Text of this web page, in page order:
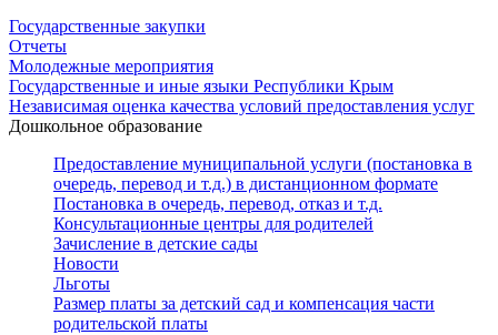
Государственные закупки
Отчеты
Молодежные мероприятия
Государственные и иные языки Республики Крым
Независимая оценка качества условий предоставления услуг
Дошкольное образование
Предоставление муниципальной услуги (постановка в
очередь, перевод и т.д.) в дистанционном формате
Постановка в очередь, перевод, отказ и т.д.
Консультационные центры для родителей
Зачисление в детские сады
Новости
Льготы
Размер платы за детский сад и компенсация части
родительской платы